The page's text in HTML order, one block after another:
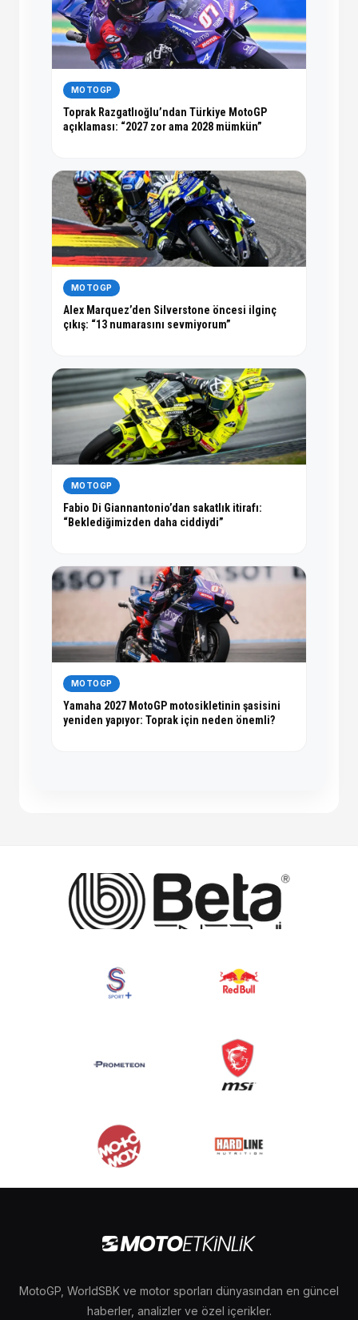
MOTOGP
Toprak Razgatlıoğlu’ndan Türkiye MotoGP
açıklaması: “2027 zor ama 2028 mümkün”
MOTOGP
Alex Marquez’den Silverstone öncesi ilginç
çıkış: “13 numarasını sevmiyorum”
MOTOGP
Fabio Di Giannantonio’dan sakatlık itirafı:
“Beklediğimizden daha ciddiydi”
MOTOGP
Yamaha 2027 MotoGP motosikletinin şasisini
yeniden yapıyor: Toprak için neden önemli?
MotoGP, WorldSBK ve motor sporları dünyasından en güncel
haberler, analizler ve özel içerikler.